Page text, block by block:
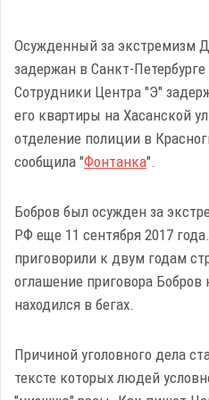
Осужденный за экстремизм
задержан в Санкт-
Сотрудники Центра "Э"
его квартиры на Хасанской
отделение полиции в
сообщила "Фонтанка".
Бобров был осужден за
РФ еще 11 сентября 2017
приговорили к двум годам
оглашение приговора
находился в бегах.
Причиной уголовного дела
тексте которых людей